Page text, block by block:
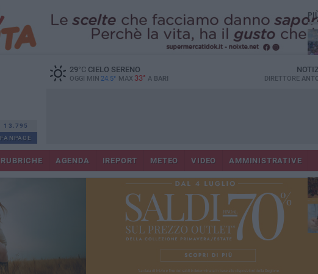
13.795
FANPAGE
29°CCIELO SERENO
OGGI MIN 24.5° MAX 33° A BARI DIRETTORE
RUBRICHE AGENDA IREPORT METEO VIDEO AMMINISTRATIVE